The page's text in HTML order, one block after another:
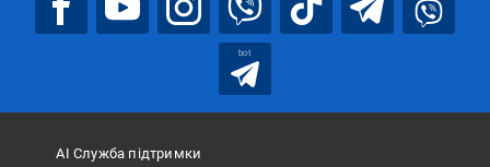
bot
АІ Служба підтримки